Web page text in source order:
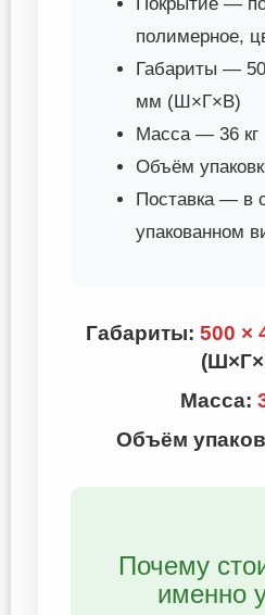
полимерное,
Габариты —
мм (Ш×Г×В)
Масса — 36 кг
Объём
Поставка — в
упакованном
Габариты: 500 ×
Масса:
Объём
Почему
именно